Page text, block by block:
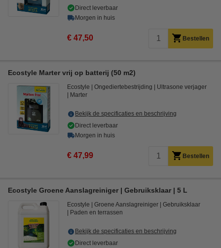
Direct leverbaar
Morgen in huis
€ 47,50 Bestellen
Ecostyle Marter vrij op batterij (50 m2)
Ecostyle Ongediertebestrijding
Ultrasone verjager
Marter
Bekijk de specificaties en beschrijving
Direct leverbaar
Morgen in huis
€ 47,99 Bestellen
Ecostyle Groene Aanslagreiniger | Gebruiksklaar | 5 L
Ecostyle Groene Aanslagreiniger
Gebruiksklaar
Paden en terrassen
Bekijk de specificaties en beschrijving
Direct leverbaar